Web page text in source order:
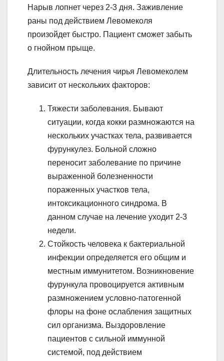
Нарыв лопнет через 2-3 дня. Заживление
раны под действием Левомеколя
произойдет быстро. Пациент сможет забыть
о гнойном прыще.
Длительность лечения чирья Левомеколем
зависит от нескольких факторов:
Тяжести заболевания. Бывают
ситуации, когда кокки размножаются на
нескольких участках тела, развивается
фурункулез. Больной сложно
переносит заболевание по причине
выраженной болезненности
пораженных участков тела,
интоксикационного синдрома. В
данном случае на лечение уходит 2-3
недели.
Стойкость человека к бактериальной
инфекции определяется его общим и
местным иммунитетом. Возникновение
фурункула провоцируется активным
размножением условно-патогенной
флоры на фоне ослабления защитных
сил организма. Выздоровление
пациентов с сильной иммунной
системой, под действием